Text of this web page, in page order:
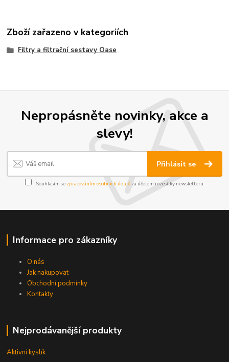
Zboží zařazeno v kategoriích
Filtry a filtrační sestavy Oase
Nepropásněte novinky, akce a
slevy!
Přihlásit se
Souhlasím se zpracováním osobních údajůza účelem rozesílky newsletteru.
Informace pro zákazníky
O nás
Jak nakupovat
Obchodní podmínky
Kontakty
Nejprodávanější produkty
Aktivní kyslík